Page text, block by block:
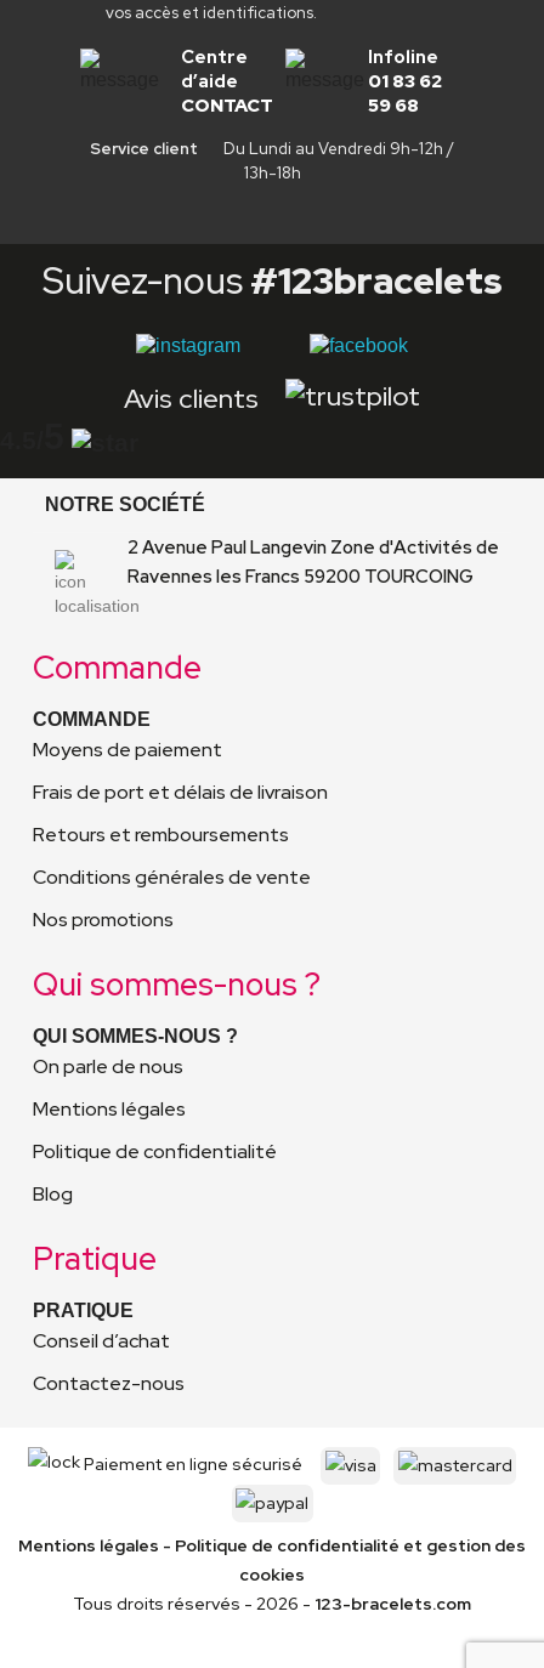
vos accès et identifications.
Centre
d’aide
CONTACT
Infoline
01 83 62
59 68
Service client
Du Lundi au Vendredi 9h-12h /
13h-18h
Suivez-nous#123bracelets
Avis clients
NOTRE SOCIÉTÉ
2 Avenue Paul Langevin Zone d'Activités de
Ravennes les Francs 59200 TOURCOING
Commande
COMMANDE
Conditions générales de vente
Moyens de paiement
Frais de port et délais de livraison
Retours et remboursements
Nos promotions
Qui sommes-nous ?
QUI SOMMES-NOUS ?
Mentions légales
Politique de confidentialité
On parle de nous
Blog
Pratique
PRATIQUE
Conseil d’achat
Contactez-nous
Paiement en ligne sécurisé
Mentions légales - Politique de confidentialité et gestion des
cookies
Tous droits réservés - 2026 - 123-bracelets.com